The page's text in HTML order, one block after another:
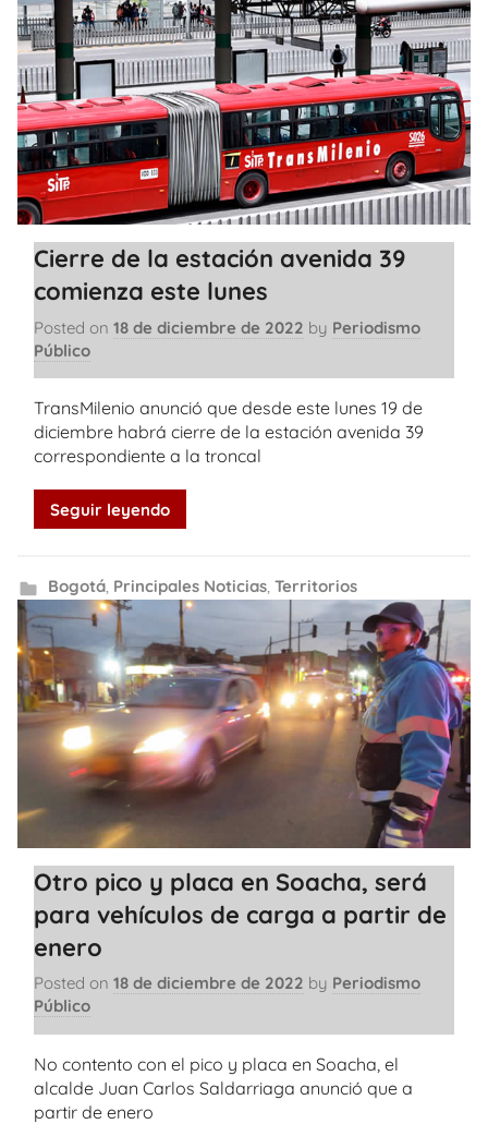
Cierre de la estación avenida 39
comienza este lunes
Posted on 18 de diciembre de 2022 by Periodismo
Público
TransMilenio anunció que desde este lunes 19 de
diciembre habrá cierre de la estación avenida 39
correspondiente a la troncal
Seguir leyendo
Bogotá, Principales Noticias, Territorios
Otro pico y placa en Soacha, será
para vehículos de carga a partir de
enero
Posted on 18 de diciembre de 2022 by Periodismo
Público
No contento con el pico y placa en Soacha, el
alcalde Juan Carlos Saldarriaga anunció que a
partir de enero